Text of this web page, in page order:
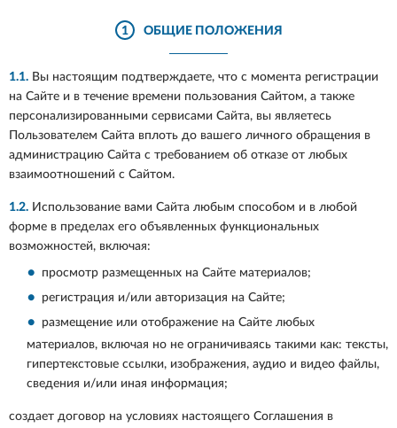
1 ОБЩИЕ ПОЛОЖЕНИЯ
1.1. Вы настоящим подтверждаете, что с момента регистрации
на Сайте и в течение времени пользования Сайтом, а также
персонализированными сервисами Сайта, вы являетесь
Пользователем Сайта вплоть до вашего личного обращения в
администрацию Сайта с требованием об отказе от любых
взаимоотношений с Сайтом.
1.2. Использование вами Сайта любым способом и в любой
форме в пределах его объявленных функциональных
возможностей, включая:
просмотр размещенных на Сайте материалов;
регистрация и/или авторизация на Сайте;
размещение или отображение на Сайте любых
материалов, включая но не ограничиваясь такими как: тексты,
гипертекстовые ссылки, изображения, аудио и видео файлы,
сведения и/или иная информация;
создает договор на условиях настоящего Соглашения в